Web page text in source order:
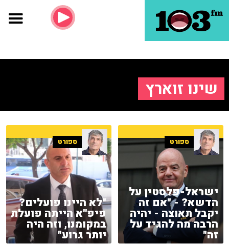
שינו זוארץ
ספורט
ישראל-פלסטין על
הדשא? - "אם זה
יקבל תאוצה - יהיה
הרבה מה להגיד על
זה"
ספורט
"לא היינו פועלים?
פיפ''א הייתה פועלת
במקומנו, וזה היה
יותר גרוע"